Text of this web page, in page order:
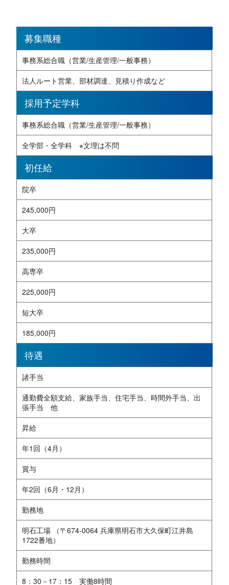
募集職種
事務系総合職（営業/生産管理/一般事務）
法人ルート営業、部材調達、見積り作成など
採用予定学科
事務系総合職（営業/生産管理/一般事務）
全学部・全学科 ※文理は不問
初任給
院卒
245,000円
大卒
235,000円
高専卒
225,000円
短大卒
185,000円
待遇
諸手当
通勤費全額支給、家族手当、住宅手当、時間外手当、出
張手当 他
昇給
年1回（4月）
賞与
年2回（6月・12月）
勤務地
明石工場 （〒674-0064 兵庫県明石市大久保町江井島
1722番地）
勤務時間
8：30－17：15 実働8時間